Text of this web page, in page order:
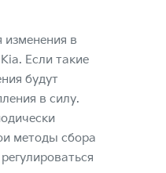
в
Если такие
будут
в силу.
методы сбора